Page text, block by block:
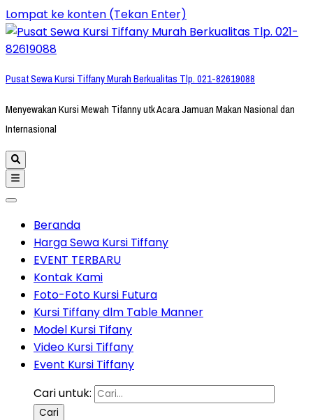
Lompat ke konten (Tekan Enter)
Pusat Sewa Kursi Tiffany Murah Berkualitas Tlp. 021-82619088
Menyewakan Kursi Mewah Tifanny utk Acara Jamuan Makan Nasional dan
Internasional
Beranda
Harga Sewa Kursi Tiffany
EVENT TERBARU
Kontak Kami
Foto-Foto Kursi Futura
Kursi Tiffany dlm Table Manner
Model Kursi Tifany
Video Kursi Tiffany
Event Kursi Tiffany
Cari untuk: